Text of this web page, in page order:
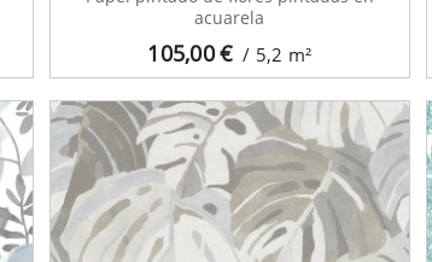
105,00€ / 5,2 m²
acuarela